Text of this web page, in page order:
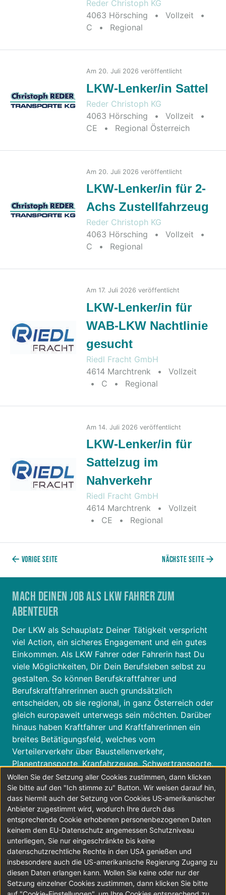
Reder Christoph KG
4063 Hörsching
• Vollzeit
•
C
•
Regional
Am 20. Juli 2026 veröffentlicht
LKW-Lenker/in Sattel
Reder Christoph KG
4063 Hörsching
• Vollzeit
•
CE
•
Regional Österreich
Am 20. Juli 2026 veröffentlicht
LKW-Lenker/in für 2-
Achs Zustellfahrzeug
Reder Christoph KG
4063 Hörsching
• Vollzeit
•
C
•
Regional
Am 17. Juli 2026 veröffentlicht
LKW-Lenker/in für
WAB-LKW Nachtlinie
gesucht
Riedl Fracht GmbH
4614 Marchtrenk
•
Vollzeit
•
C •
Regional
Am 14. Juli 2026 veröffentlicht
LKW-Lenker/in für
Sattelzug im
Nahverkehr
Riedl Fracht GmbH
4614 Marchtrenk
•
Vollzeit
•
CE •
Regional
Vorige Seite Nächste Seite
Mach Deinen Job als LKW Fahrer zum
Abenteuer
Der LKW als Schauplatz Deiner Tätigkeit verspricht
viel Action, ein sicheres Engagement und ein gutes
Einkommen. Als LKW Fahrer oder Fahrerin hast Du
viele Möglichkeiten, Dir Dein Berufsleben selbst zu
gestalten. So können Berufskraftfahrer und
Berufskraftfahrerinnen auch grundsätzlich
entscheiden, ob sie regional, in ganz Österreich oder
gleich europaweit unterwegs sein möchten. Darüber
hinaus haben Kraftfahrer und Kraftfahrerinnen ein
breites Betätigungsfeld, welches vom
Verteilerverkehr über Baustellenverkehr,
Planentransporte, Kranfahrzeuge, Schwertransporte,
Sondertransporte, Spezialtransporte,
Silofahrzeugtransporte, Tankfahrzeugtransporte,
Kühltransporte, Rundholztransporte,
Abfalltransporte, Pannendienste, Abschleppdienste,
Möbeltransporte, Paketdienste, Expressdienste, bis
hin zu Kleintransporten reicht.
Man sieht – es zahlt sich aus, LKW Lenker oder
LKW Lenkerin zu werden.
Bewirb Dich jetzt!
Wollen Sie der Setzung aller Cookies zustimmen, dann klicken
Sie bitte auf den "Ich stimme zu" Button. Wir weisen darauf hin,
dass hiermit auch der Setzung von Cookies US-amerikanischer
Anbieter zugestimmt wird, wodurch Ihre durch das
entsprechende Cookie erhobenen personenbezogenen Daten
keinem dem EU-Datenschutz angemessen Schutzniveau
unterliegen, Sie nur eingeschränkte bis keine
datenschutzrechtliche Rechte in den USA genießen und
insbesondere auch die US-amerikanische Regierung Zugang zu
diesen Daten erlangen kann. Wollen Sie keine oder nur der
Setzung einzelner Cookies zustimmen, dann klicken Sie bitte